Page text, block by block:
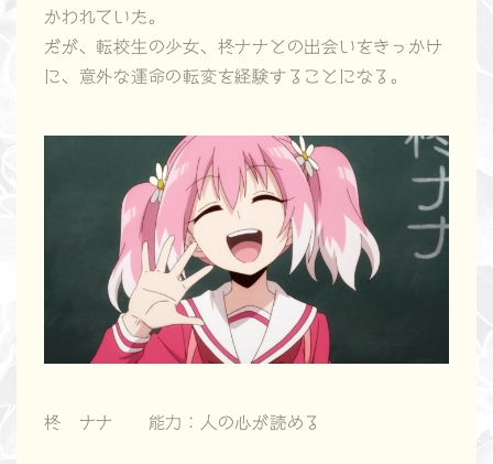
かわれていた。
だが、転校生の少女、柊ナナとの出会いをきっかけ
に、意外な運命の転変を経験することになる。
柊 ナナ 能力：人の心が読める